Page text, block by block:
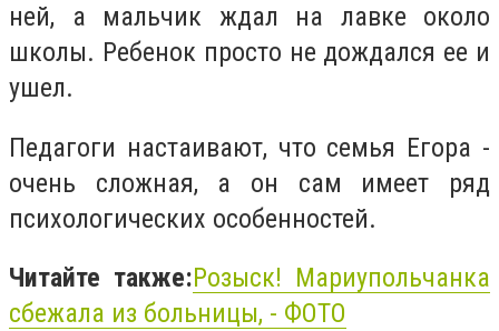
ней, а мальчик ждал на лавке около
школы. Ребенок просто не дождался ее и
ушел.
Педагоги настаивают, что семья Егора -
очень сложная, а он сам имеет ряд
психологических особенностей.
Читайте также:Розыск! Мариупольчанка
сбежала из больницы, - ФОТО